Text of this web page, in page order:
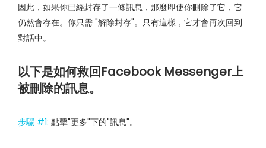
因此，如果你已經封存了一條訊息，那麼即使你刪除了它，它
仍然會存在。你只需 "解除封存"。只有這樣，它才會再次回到
對話中。
以下是如何救回Facebook Messenger上
被刪除的訊息。
步驟 #1: 點擊"更多"下的"訊息"。